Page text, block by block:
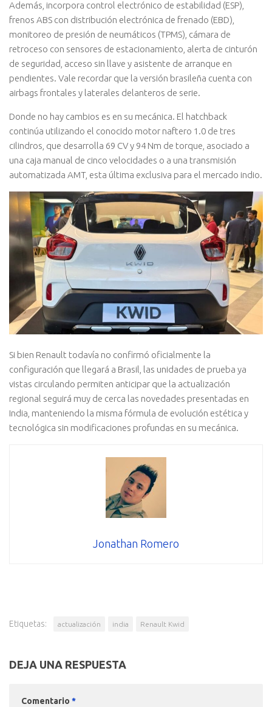
Además, incorpora control electrónico de estabilidad (ESP),
frenos ABS con distribución electrónica de frenado (EBD),
monitoreo de presión de neumáticos (TPMS), cámara de
retroceso con sensores de estacionamiento, alerta de cinturón
de seguridad, acceso sin llave y asistente de arranque en
pendientes. Vale recordar que la versión brasileña cuenta con
airbags frontales y laterales delanteros de serie.
Donde no hay cambios es en su mecánica. El hatchback
continúa utilizando el conocido motor naftero 1.0 de tres
cilindros, que desarrolla 69 CV y 94 Nm de torque, asociado a
una caja manual de cinco velocidades o a una transmisión
automatizada AMT, esta última exclusiva para el mercado indio.
Si bien Renault todavía no confirmó oficialmente la
configuración que llegará a Brasil, las unidades de prueba ya
vistas circulando permiten anticipar que la actualización
regional seguirá muy de cerca las novedades presentadas en
India, manteniendo la misma fórmula de evolución estética y
tecnológica sin modificaciones profundas en su mecánica.
Jonathan Romero
Etiquetas: actualización india Renault Kwid
DEJA UNA RESPUESTA
Comentario *